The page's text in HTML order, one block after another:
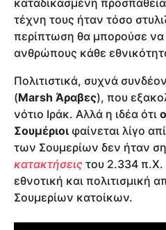
τέχνη τους ήταν τόσο
περίπτωση θα μπορούσε να
ανθρώπους κάθε
Πολιτιστικά, συχνά
(Marsh Άραβες), που
νότιο Ιράκ. Αλλά η ιδέα ότι
Σουμέριοι φαίνεται λίγο
των Σουμερίων δεν ήταν
κατακτήσεις του 2.334
εθνοτική και πολιτισμική
Σουμερίων κατοίκων.